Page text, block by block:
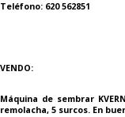
Teléfono: 620 562851
VENDO:
Máquina de sembrar
remolacha, 5 surcos. En